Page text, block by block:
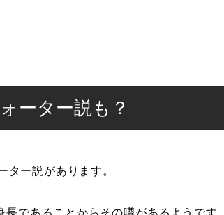
ーター説も？
ター説があります。